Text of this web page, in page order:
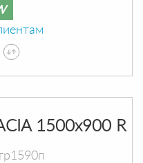
1500х900 R